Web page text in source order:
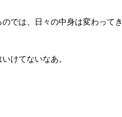
では、日々の中身は変わってき
けてないなあ。